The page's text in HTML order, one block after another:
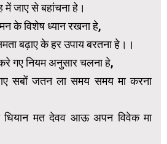
जाए से बहांचना हे।
के विशेष ध्यान रखना हे,
बढ़ाए के हर उपाय बरतना हे।।
गए नियम अनुसार चलना हे,
सबों जतन ला समय समय मा करना
मत देवव आऊ अपन विवेक मा